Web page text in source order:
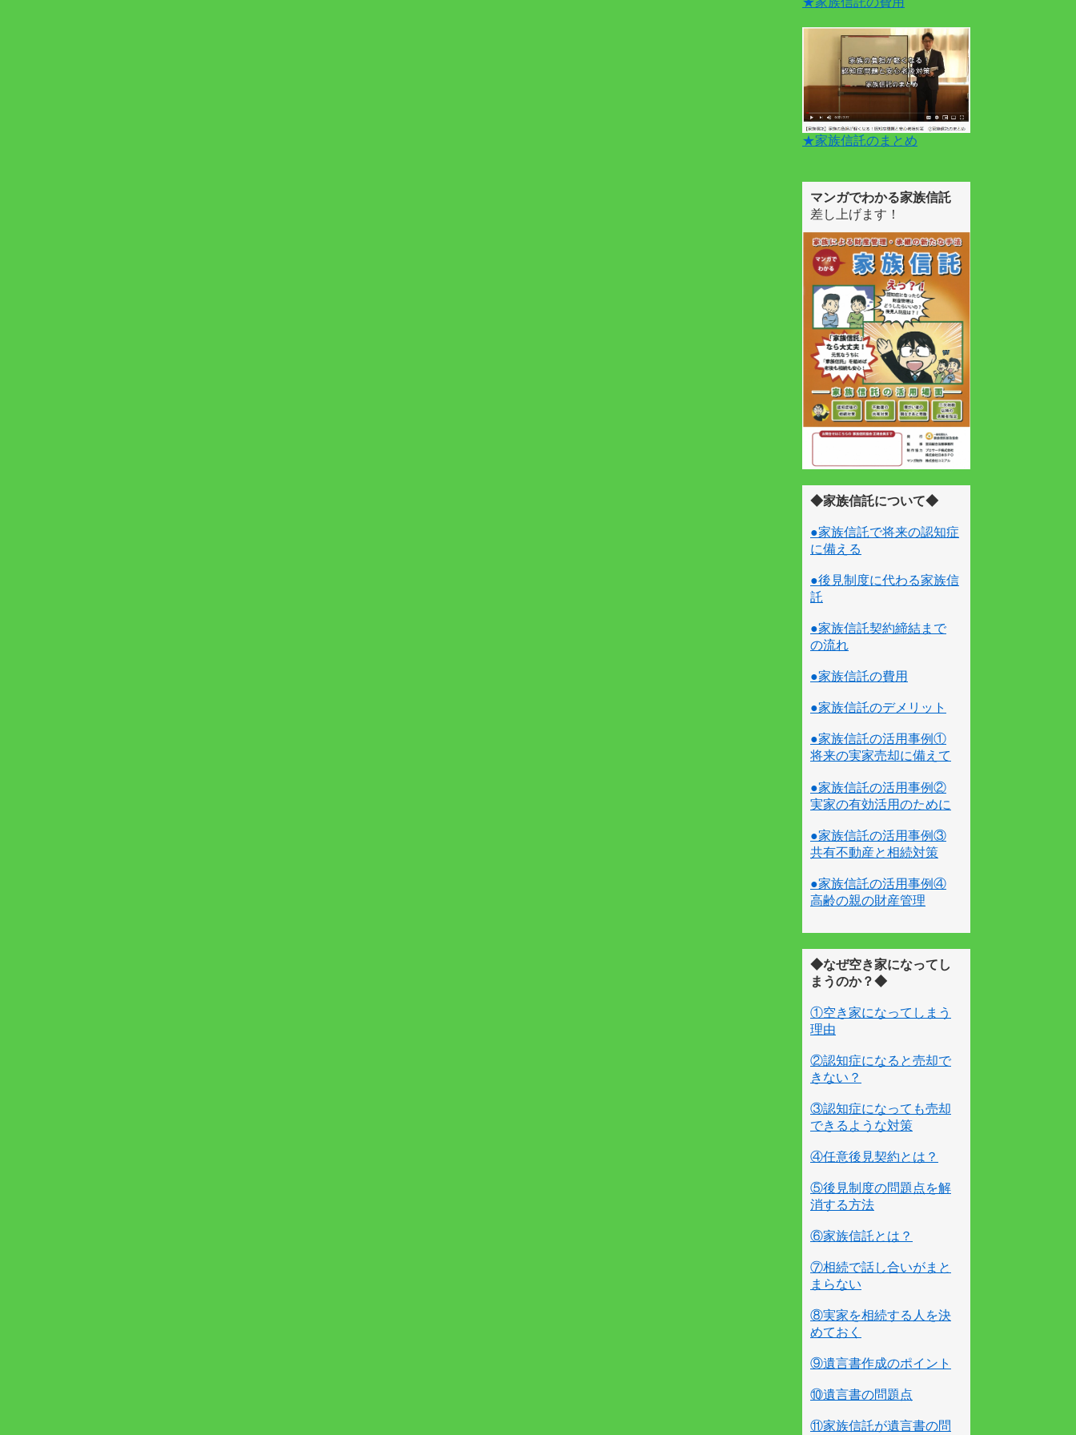
★家族信託のまとめ
マンガでわかる家族信託
差し上げます！
◆家族信託について◆
●家族信託で将来の認知症
に備える
●後見制度に代わる家族信
託
●家族信託契約締結まで
の流れ
●家族信託の費用
●家族信託のデメリット
●家族信託の活用事例①
将来の実家売却に備えて
●家族信託の活用事例②
実家の有効活用のために
●家族信託の活用事例③
共有不動産と相続対策
●家族信託の活用事例④
高齢の親の財産管理
◆なぜ空き家になってし
まうのか？◆
①空き家になってしまう
理由
②認知症になると売却で
きない？
③認知症になっても売却
できるような対策
④任意後見契約とは？
⑤後見制度の問題点を解
消する方法
⑥家族信託とは？
⑦相続で話し合いがまと
まらない
⑧実家を相続する人を決
めておく
⑨遺言書作成のポイント
⑩遺言書の問題点
⑪家族信託が遺言書の問